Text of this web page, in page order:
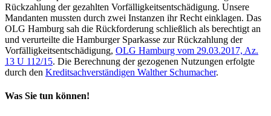
Rückzahlung der gezahlten Vorfälligkeitsentschädigung. Unsere
Mandanten mussten durch zwei Instanzen ihr Recht einklagen. Das
OLG Hamburg sah die Rückforderung schließlich als berechtigt an
und verurteilte die Hamburger Sparkasse zur Rückzahlung der
Vorfälligkeitsentschädigung, OLG Hamburg vom 29.03.2017, Az.
13 U 112/15. Die Berechnung der gezogenen Nutzungen erfolgte
durch den Kreditsachverständigen Walther Schumacher.
Was Sie tun können!